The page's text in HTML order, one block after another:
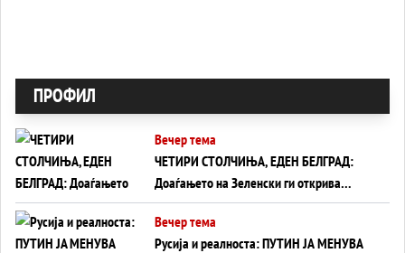
ПРОФИЛ
Вечер тема
ЧЕТИРИ СТОЛЧИЊА, ЕДЕН БЕЛГРАД:
Доаѓањето на Зеленски ги открива
тајните на политиката на балансирање
на Вучиќ
Вечер тема
Русија и реалноста: ПУТИН ЈА МЕНУВА